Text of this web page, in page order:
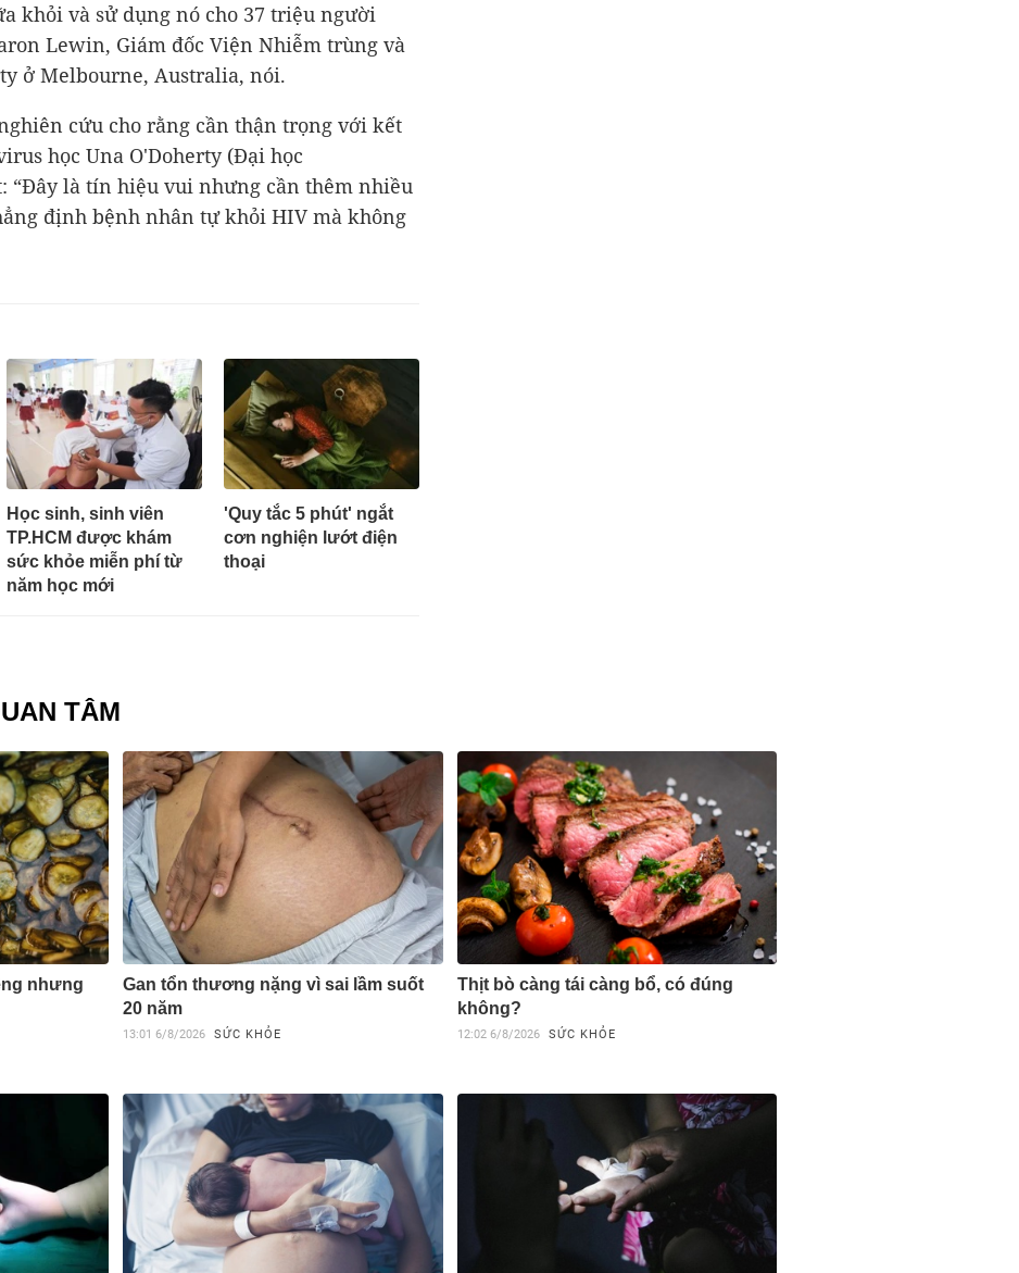
khỏi và sử dụng nó cho 37 triệu người
Lewin, Giám đốc Viện Nhiễm trùng và
ở Melbourne, Australia, nói.
cứu cho rằng cần thận trọng với kết
học Una O'Doherty (Đại học
“Đây là tín hiệu vui nhưng cần thêm nhiều
định bệnh nhân tự khỏi HIV mà không
Học sinh, sinh viên
TP.HCM được khám
sức khỏe miễn phí từ
năm học mới
'Quy tắc 5 phút' ngắt
cơn nghiện lướt điện
thoại
TÂM
nhưng
Gan tổn thương nặng vì sai lầm suốt
20 năm
13:01 6/8/2026 SỨC KHỎE
Thịt bò càng tái càng bổ, có đúng
không?
12:02 6/8/2026 SỨC KHỎE